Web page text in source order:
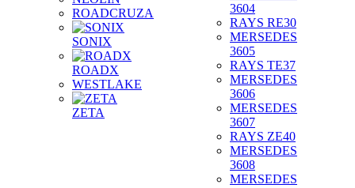
ROADCRUZA
SONIX
ROADX
WESTLAKE
ZETA
3604
RAYS RE30
MERSEDES
3605
RAYS TE37
MERSEDES
3606
MERSEDES
3607
RAYS ZE40
MERSEDES
3608
MERSEDES